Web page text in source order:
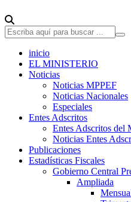
inicio
EL MINISTERIO
Noticias
Noticias MPPEF
Noticias Nacionales
Especiales
Entes Adscritos
Entes Adscritos del
Noticias Entes
Publicaciones
Estadísticas Fiscales
Gobierno Central
Ampliada